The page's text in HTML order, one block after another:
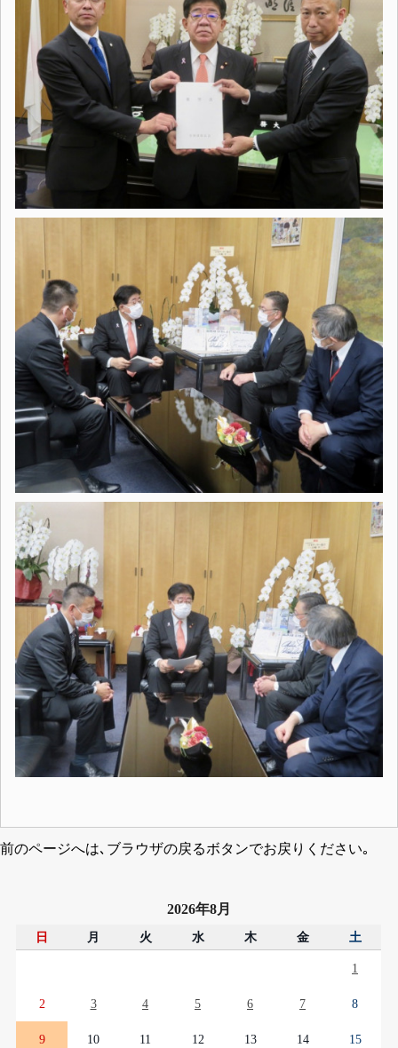
前のページへは､ブラウザの戻るボタンでお戻りください｡
2026年8月
日 月 火 水 木 金 土
1
2 3 4 5 6 7 8
9 10 11 12 13 14 15